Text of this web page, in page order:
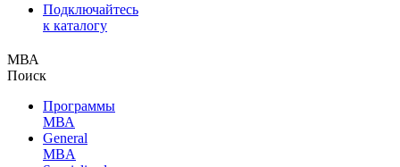
Подключайтесь
к каталогу
МВА
Поиск
Программы
МВА
General
MBA